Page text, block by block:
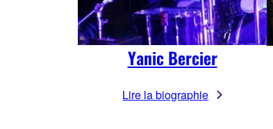
Yanic Bercier
Lire la biographie